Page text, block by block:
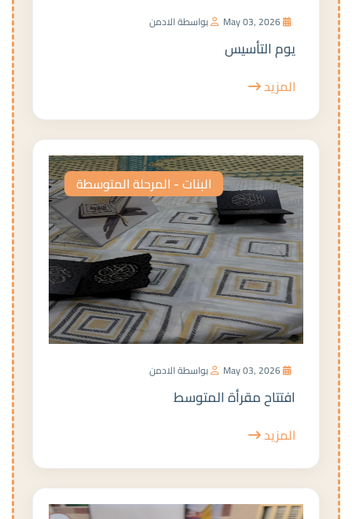
بواسطة الادمن
يوم التأسيس
المزيد
البنات - المرحلة المتوسطة
بواسطة الادمن
افتتاح مقرأة المتوسط
المزيد